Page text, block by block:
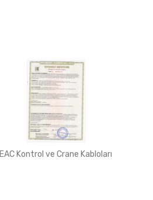
EAC Kontrol ve Crane Kabloları